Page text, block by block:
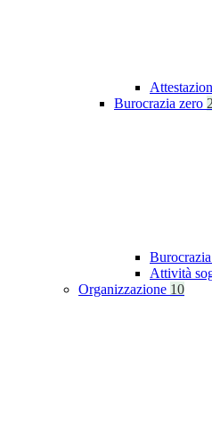
Burocrazia zero 2
Attività
Organizzazione 10